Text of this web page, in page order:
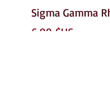
Sigma Gamma
Prix
6,00 $US